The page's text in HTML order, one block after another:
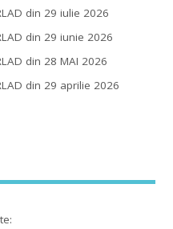
din 29 iulie 2026
din 29 iunie 2026
din 28 MAI 2026
din 29 aprilie 2026